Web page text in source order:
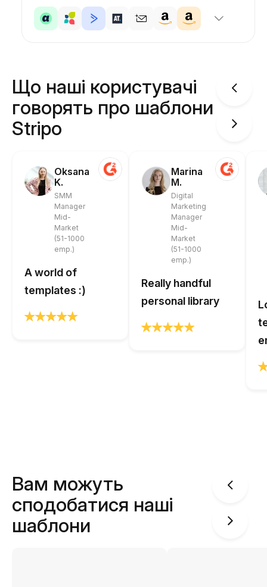
Що наші користувачі
говорять про шаблони
Stripo
Oksana
K.
SMM
Manager
Mid-
Market
(51-1000
emp.)
A world of
templates :)
Marina
M.
Digital
Marketing
Manager
Mid-
Market
(51-1000
emp.)
Really handful
personal library
Вам можуть
сподобатися наші
шаблони